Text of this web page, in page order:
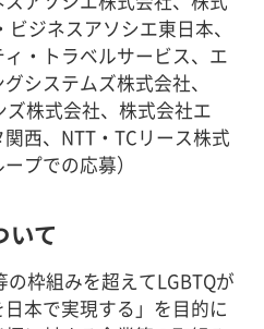
ジネスアソシエ東日本、
・トラベルサービス、エ
システムズ株式会社、
株式会社、株式会社エ
西、NTT・TCリース株式
プでの応募）
て
枠組みを超えてLGBTQが
本で実現する」を目的に